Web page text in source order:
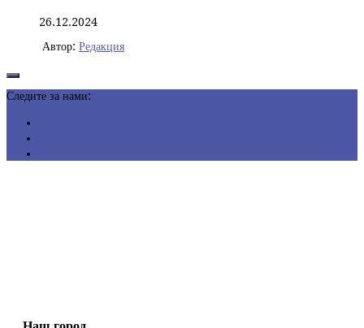
26.12.2024
Автор: Редакция
Следите за нами: